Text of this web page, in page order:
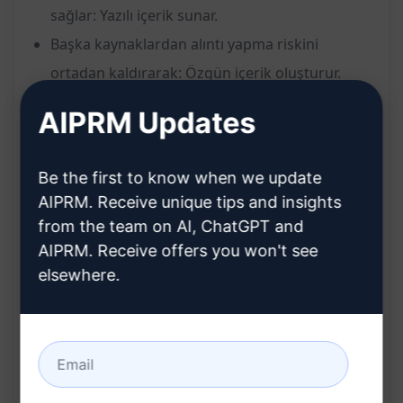
sağlar: Yazılı içerik sunar.
Başka kaynaklardan alıntı yapma riskini
ortadan kaldırarak: Özgün içerik oluşturur.
Avantajlar:
SEO uyumluluğu: Arama motorlarında daha
üst sıralarda görünmenizi sağlar.
Güncel Yoast optimizasyonu: En son
algoritmalarla uyumlu içerik oluşturmanıza
yardımcı olur.
İnsana benzer yazım kalitesi: Okuyucuları
etkileyecek kaliteli içerik sunar.
Alıntıdan kaçınma: Özgün içerik üretir ve
AIPRM Updates
Be the first to know when we update
AIPRM. Receive unique tips and insights
from the team on AI, ChatGPT and
AIPRM. Receive offers you won't see
elsewhere.